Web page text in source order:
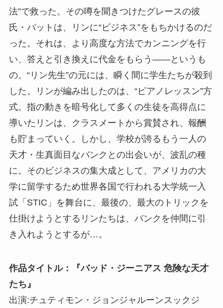
法”で救った。その噂を聞きつけたグレースの彼
氏・パットは、リンに“ビジネス”をもちかけるのだ
った。それは、より高度な方法でカンニングを行
い、答えと引き換えに代金をもらう――というも
の。“リン先生”の元には、瞬く間に学生たちが殺到
した。リンが編み出したのは、“ピアノレッスン”方
式。指の動きを暗号化して多くの生徒を高得点に
導いたリンは、クラスメートから賞賛され、報酬
も貯まっていく。しかし、学校が誇るもう一人の
天才・生真面目なバンクとの出会いが、波乱の種
に。そのビジネスの集大成として、アメリカの大
学に留学するため世界各国で行われる大学統一入
試「STIC」を舞台に、最後の、最大のトリックを
仕掛けようとするリンたちは、バンクを仲間に引
き入れようとするが…。
作品タイトル：『バッド・ジーニアス 危険な天才
たち』
出演:チュティモン・ジョンジャルーンスックジ